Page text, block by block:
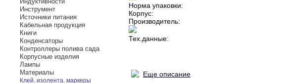
Инструмент
Источники питания
Кабельная продукция
Книги
Конденсаторы
Контроллеры полива сада
Корпусные изделия
Лампы
Материалы
Клей, изолента, маркеры
Норма упаковки:
Корпус:
Производитель:
Тех.данные:
Еще описание